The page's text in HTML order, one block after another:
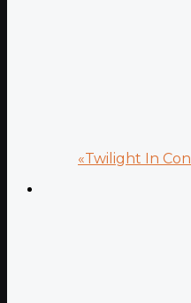
«Twilight In